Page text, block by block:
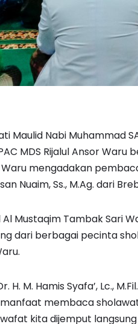
Maulid Nabi Muhammad
MDS Rijalul Ansor
mengadakan
Nuaim, Ss., M.Ag. dari
Mustaqim Tambak Sari
dari berbagai pecinta
H. M. Hamis Syafa’, Lc.,
membaca
kita dijemput langsung